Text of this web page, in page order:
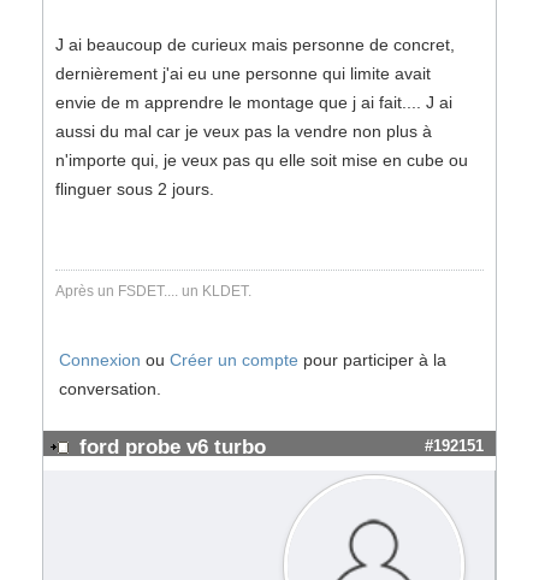
J ai beaucoup de curieux mais personne de concret,
dernièrement j'ai eu une personne qui limite avait
envie de m apprendre le montage que j ai fait.... J ai
aussi du mal car je veux pas la vendre non plus à
n'importe qui, je veux pas qu elle soit mise en cube ou
flinguer sous 2 jours.
Après un FSDET.... un KLDET.
Connexion ou Créer un compte pour participer à la
conversation.
ford probe v6 turbo #192151